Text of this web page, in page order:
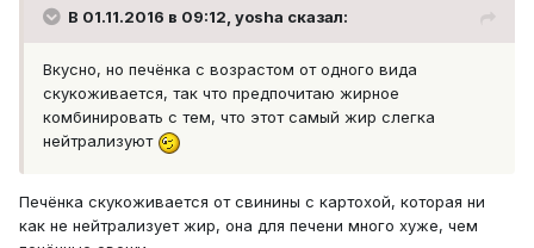
В 01.11.2016 в 09:12, yosha сказал:
Вкусно, но печёнка с возрастом от одного вида
скукоживается, так что предпочитаю жирное
комбинировать с тем, что этот самый жир слегка
нейтрализуют
Печёнка скукоживается от свинины с картохой, которая ни
как не нейтрализует жир, она для печени много хуже, чем